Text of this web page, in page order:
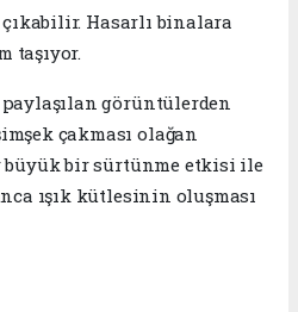
Hasarlı binalara
taşıyor.
paylaşılan görüntülerden
çakması olağan
bir sürtünme etkisi ile
ışık kütlesinin oluşması